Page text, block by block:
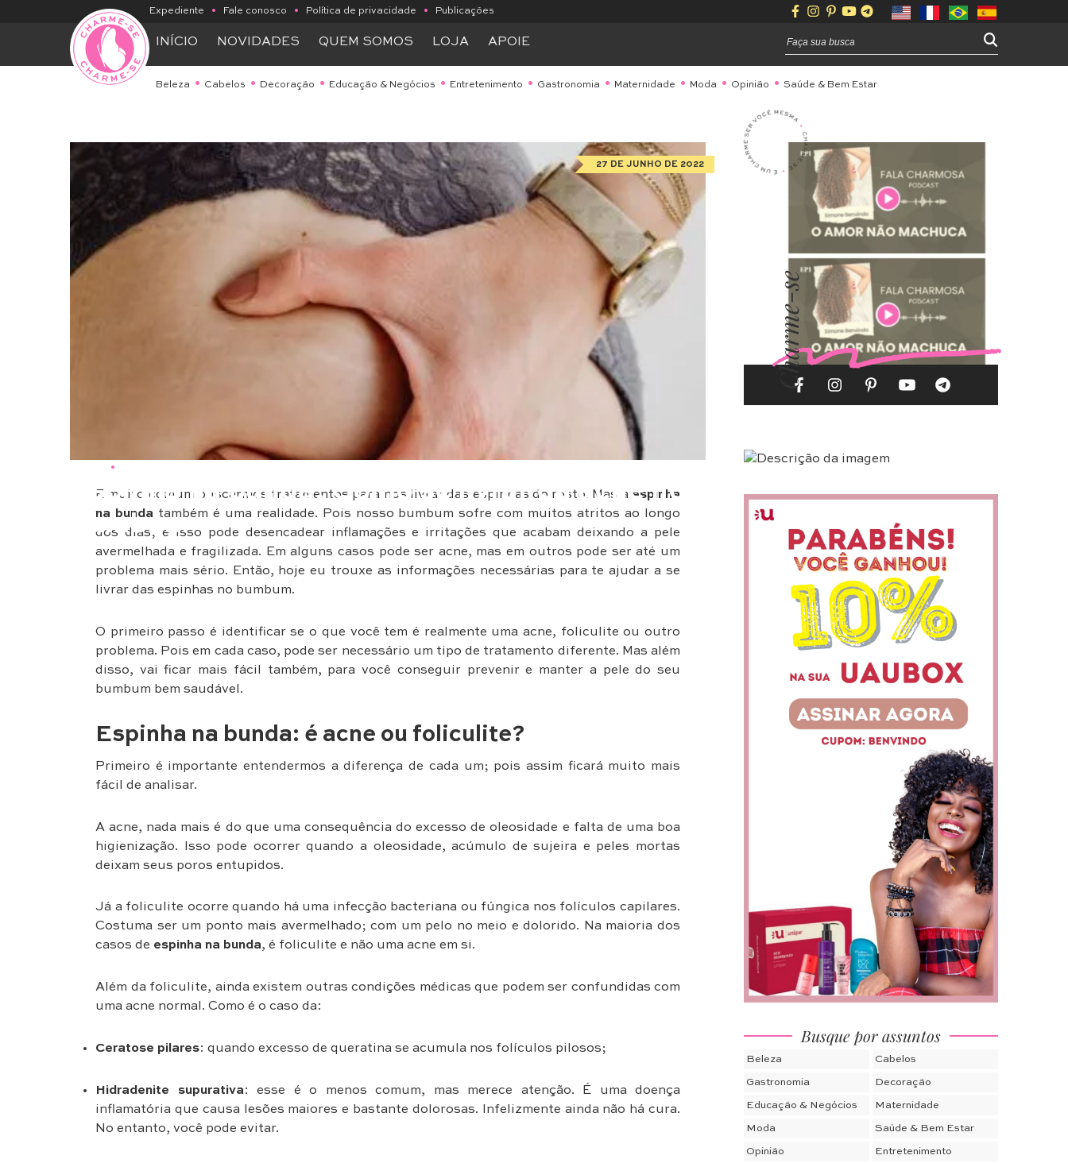
Expediente • Fale conosco • Política de privacidade • Publicações
INÍCIO NOVIDADES QUEM SOMOS LOJA APOIE
Beleza Cabelos Decoração Educação & Negócios Entretenimento Gastronomia Maternidade Moda Opinião Saúde & Bem Estar
•
Espinha na bunda: Como se livrar da acne no
bumbum
27 DE JUNHO DE 2022
É muito comum buscarmos tratamentos para nos livrar das espinhas do rosto. Mas aespinha
na bundatambém é uma realidade. Pois nosso bumbum sofre com muitos atritos ao longo
dos dias; e isso pode desencadear inflamações e irritações que acabam deixando a pele
avermelhada e fragilizada. Em alguns casos pode ser acne, mas em outros pode ser até um
problema mais sério. Então, hoje eu trouxe as informações necessárias para te ajudar a se
livrar das espinhas no bumbum.
O primeiro passo é identificar se o que você tem é realmente uma acne, foliculite ou outro
problema. Pois em cada caso, pode ser necessário um tipo de tratamento diferente. Mas além
disso, vai ficar mais fácil também, para você conseguir prevenir e manter a pele do seu
bumbum bem saudável.
Espinha na bunda: é acne ou foliculite?
Primeiro é importante entendermos a diferença de cada um; pois assim ficará muito mais
fácil de analisar.
A acne, nada mais é do que uma consequência do excesso de oleosidade e falta de uma boa
higienização. Isso pode ocorrer quando a oleosidade, acúmulo de sujeira e peles mortas
deixam seus poros entupidos.
Já a foliculite ocorre quando há uma infecção bacteriana ou fúngica nos folículos capilares.
Costuma ser um ponto mais avermelhado; com um pelo no meio e dolorido. Na maioria dos
casos de espinha na bunda, é foliculite e não uma acne em si.
Além da foliculite, ainda existem outras condições médicas que podem ser confundidas com
uma acne normal. Como é o caso da:
Ceratose pilares: quando excesso de queratina se acumula nos folículos pilosos;
Hidradenite supurativa: esse é o menos comum, mas merece atenção. É uma doença
inflamatória que causa lesões maiores e bastante dolorosas. Infelizmente ainda não há cura.
No entanto, você pode evitar.
Charme-se
Busque por assuntos
Beleza Cabelos
Gastronomia Decoração
Educação & Negócios Maternidade
Moda Saúde & Bem Estar
Opinião Entretenimento